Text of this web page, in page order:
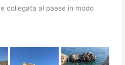
collegata al paese in modo